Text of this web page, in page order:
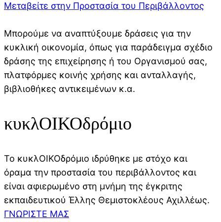
Μεταβείτε στην Προστασία του Περιβάλλοντος
Μπορούμε να αναπτύξουμε δράσεις για την
κυκλική οικονομία, όπως για παράδειγμα σχέδιο
δράσης της επιχείρησης ή του Οργανισμού σας,
πλατφόρμες κοινής χρήσης και ανταλλαγής,
βιβλιοθήκες αντικειμένων κ.α.
κυκλΟΙΚΟδρόμιο
Το κυκλΟΙΚΟδρόμιο ιδρύθηκε με στόχο και
όραμα την προστασία του περιβάλλοντος και
είναι αφιερωμένο στη μνήμη της έγκριτης
εκπαιδευτικού Έλλης Θεμιστοκλέους Αχιλλέως.
ΓΝΩΡΙΣΤΕ ΜΑΣ